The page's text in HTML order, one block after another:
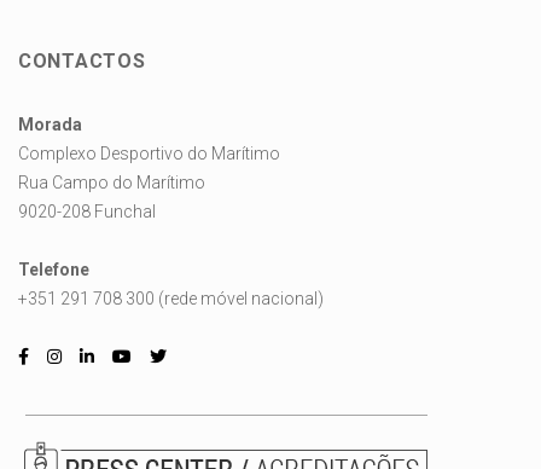
CONTACTOS
Morada
Complexo Desportivo do Marítimo
Rua Campo do Marítimo
9020-208 Funchal
Telefone
+351 291 708 300 (rede móvel nacional)